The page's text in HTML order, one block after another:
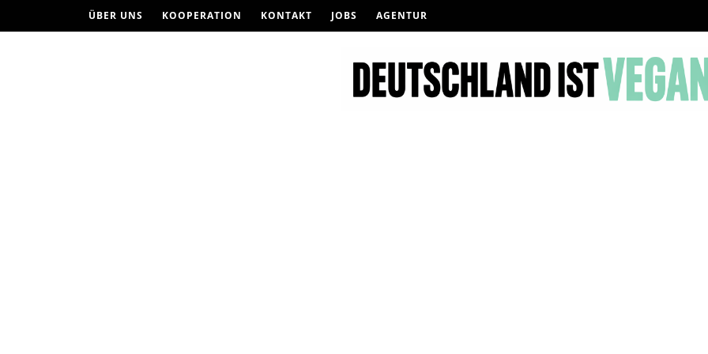
ÜBER UNS KOOPERATION KONTAKT JOBS AGENTUR